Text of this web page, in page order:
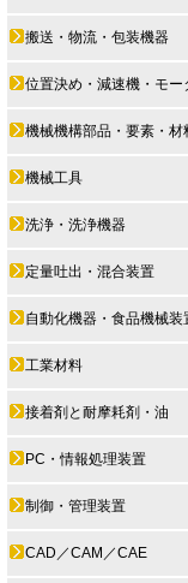
搬送・物流・包装機器
位置決め・減速機・モー
機械機構部品・要素・材
機械工具
洗浄・洗浄機器
定量吐出・混合装置
自動化機器・食品機械装
工業材料
接着剤と耐摩耗剤・油
PC・情報処理装置
制御・管理装置
CAD／CAM／CAE